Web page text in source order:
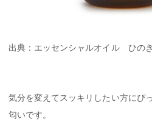
出典：エッセンシャルオイル ひの
気分を変えてスッキリしたい方にぴ
匂いです。